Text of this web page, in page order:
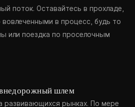
поток. Оставайтесь в прохладе,
в процесс, будь то
или поездка по проселочным
шлем
развивающихся рынках. По мере